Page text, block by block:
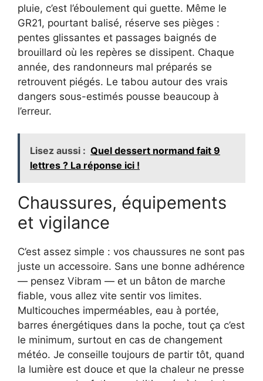
pluie, c’est l’éboulement qui guette. Même le
GR21, pourtant balisé, réserve ses pièges :
pentes glissantes et passages baignés de
brouillard où les repères se dissipent. Chaque
année, des randonneurs mal préparés se
retrouvent piégés. Le tabou autour des vrais
dangers sous-estimés pousse beaucoup à
l’erreur.
Lisez aussi : Quel dessert normand fait 9
lettres ? La réponse ici !
Chaussures, équipements
et vigilance
C’est assez simple : vos chaussures ne sont pas
juste un accessoire. Sans une bonne adhérence
— pensez Vibram — et un bâton de marche
fiable, vous allez vite sentir vos limites.
Multicouches imperméables, eau à portée,
barres énergétiques dans la poche, tout ça c’est
le minimum, surtout en cas de changement
météo. Je conseille toujours de partir tôt, quand
la lumière est douce et que la chaleur ne presse